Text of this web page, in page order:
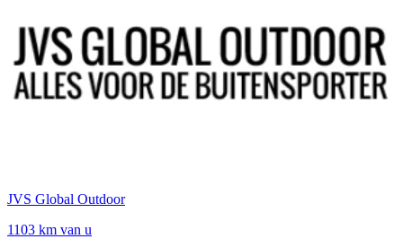
JVS Global Outdoor
1103 km van u